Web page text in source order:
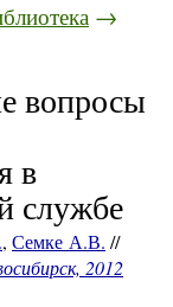
→
вопросы
в
службе
, Семке А.В. //
2012